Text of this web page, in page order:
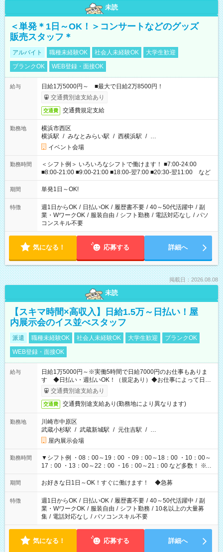
未読
＜単発＊1日～OK！＞コンサートなどのグッズ
販売スタッフ＊
アルバイト 職種未経験OK 社会人未経験OK
大学生歓迎
ブランクOK
WEB登録・面接OK
給与
日給1万5000円～ ■最大で日給2万8500円！
交通費別途支給あり
交通費 交通費規定支給
勤務地
横浜市西区
横浜駅 / みなとみらい駅 / 西横浜駅 / …
イベント会場
勤務時間
＜シフト例＞ いろいろなシフトで働けます！ ■7:00-24:00
■8:00-21:00 ■9:00-21:00 ■18:00-翌7:00 ■20:30-翌11:00 など
期間 単発1日～OK!
特徴 週1日からOK / 日払いOK / 履歴書不要 / 40～50代活躍中 / 副
業・WワークOK / 服装自由 / シフト勤務 / 電話対応なし / パソ
コンスキル不要
気になる！ 応募する 詳細へ
掲載日：2026.08.08
未読
【スキマ時間×高収入】日給1.5万～日払い！屋
内展示会のイス並べスタッフ
派遣 職種未経験OK 社会人未経験OK 大学生歓迎
ブランクOK
WEB登録・面接OK
給与
日給1万5000円～※実働5時間で日給7000円のお仕事もありま
す ◆日払い・週払いOK！（規定あり）◆お仕事によって日給
も異なります
交通費別途支給あり
交通費 交通費別途支給あり(勤務地により異なります)
勤務地
川崎市中原区
武蔵小杉駅 / 武蔵新城駅 / 元住吉駅 / …
屋内展示会場
勤務時間
▼シフト例 ・08：00～19：00 ・09：00～18：00 ・10：00～
17：00 ・13：00～22：00 ・16：00～21：00 など多数！ ※お
仕事により勤務時間が異なります
期間 お好きな日1日～OK！すぐに働けます！ ◆急募
特徴 週1日からOK / 日払いOK / 履歴書不要 / 40～50代活躍中 / 副
業・WワークOK / 服装自由 / シフト勤務 / 10名以上の大量募
集 / 電話対応なし / パソコンスキル不要
気になる！ 応募する 詳細へ